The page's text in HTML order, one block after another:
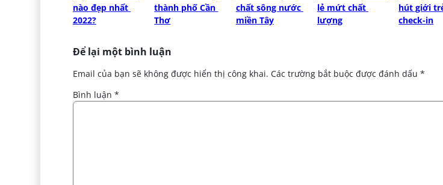
nào đẹp nhất
2022?
thành phố Cần
Thơ
chất sông nước
miền Tây
lẻ mứt chất
lượng
hút giới
check-in
Để lại một bình luận
Email của bạn sẽ không được hiển thị công khai. Các trường bắt buộc được đánh dấu *
Bình luận *